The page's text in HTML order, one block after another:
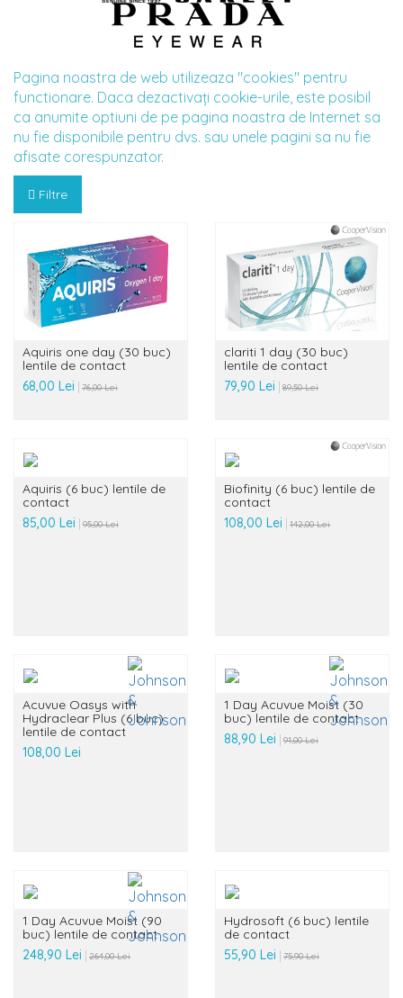
Pagina noastra de web utilizeaza "cookies" pentru
functionare. Daca dezactivaţi cookie-urile, este posibil
ca anumite optiuni de pe pagina noastra de Internet sa
nu fie disponibile pentru dvs. sau unele pagini sa nu fie
afisate corespunzator.
Filtre
Aquiris one day (30 buc)
lentile de contact
68,00 Lei
76,00 Lei
clariti 1 day (30 buc)
lentile de contact
79,90 Lei
89,50 Lei
Aquiris (6 buc) lentile de
contact
85,00 Lei
95,00 Lei
Biofinity (6 buc) lentile de
contact
108,00 Lei
142,00 Lei
Acuvue Oasys with
Hydraclear Plus (6 buc)
lentile de contact
108,00 Lei
1 Day Acuvue Moist (30
buc) lentile de contact
88,90 Lei
91,00 Lei
1 Day Acuvue Moist (90
buc) lentile de contact
248,90 Lei
264,00 Lei
Hydrosoft (6 buc) lentile
de contact
55,90 Lei
75,90 Lei